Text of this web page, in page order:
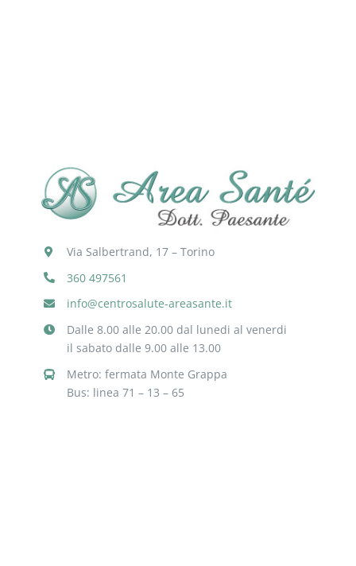
Via Salbertrand, 17 – Torino
360 497561
info@centrosalute-areasante.it
Dalle 8.00 alle 20.00 dal lunedi al venerdi
il sabato dalle 9.00 alle 13.00
Metro: fermata Monte Grappa
Bus: linea 71 – 13 – 65